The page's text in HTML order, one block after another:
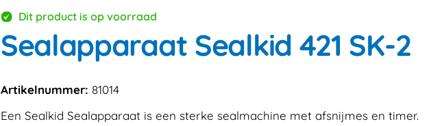
Dit product is op voorraad
Sealapparaat Sealkid 421 SK-2
Artikelnummer: 81014
Een Sealkid Sealapparaat is een sterke sealmachine met afsnijmes en timer.